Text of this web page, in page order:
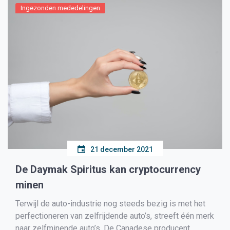
Ingezonden mededelingen
21 december 2021
De Daymak Spiritus kan cryptocurrency
minen
Terwijl de auto-industrie nog steeds bezig is met het
perfectioneren van zelfrijdende auto’s, streeft één merk